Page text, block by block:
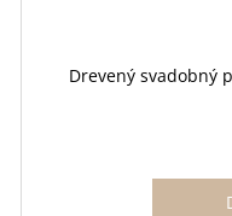
Drevený svadobný